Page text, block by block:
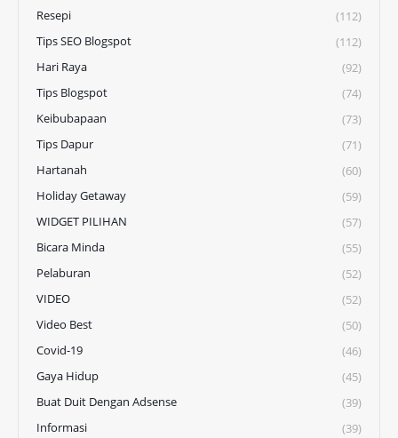
Resepi
(112)
Tips SEO Blogspot
(112)
Hari Raya
(92)
Tips Blogspot
(74)
Keibubapaan
(73)
Tips Dapur
(71)
Hartanah
(60)
Holiday Getaway
(59)
WIDGET PILIHAN
(57)
Bicara Minda
(55)
Pelaburan
(52)
VIDEO
(52)
Video Best
(50)
Covid-19
(46)
Gaya Hidup
(45)
Buat Duit Dengan Adsense
(39)
Informasi
(39)